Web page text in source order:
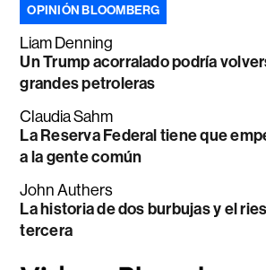
OPINIÓN BLOOMBERG
Liam Denning
Un Trump acorralado podría
grandes petroleras
Claudia Sahm
La Reserva Federal tiene que
a la gente común
John Authers
La historia de dos burbujas y el
tercera